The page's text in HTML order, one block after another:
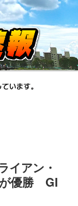
イアン・
が優勝 GI